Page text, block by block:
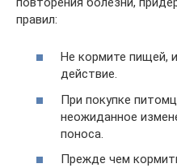
правил:
Не кормите пищей,
действие.
При покупке
неожиданное
поноса.
Прежде чем